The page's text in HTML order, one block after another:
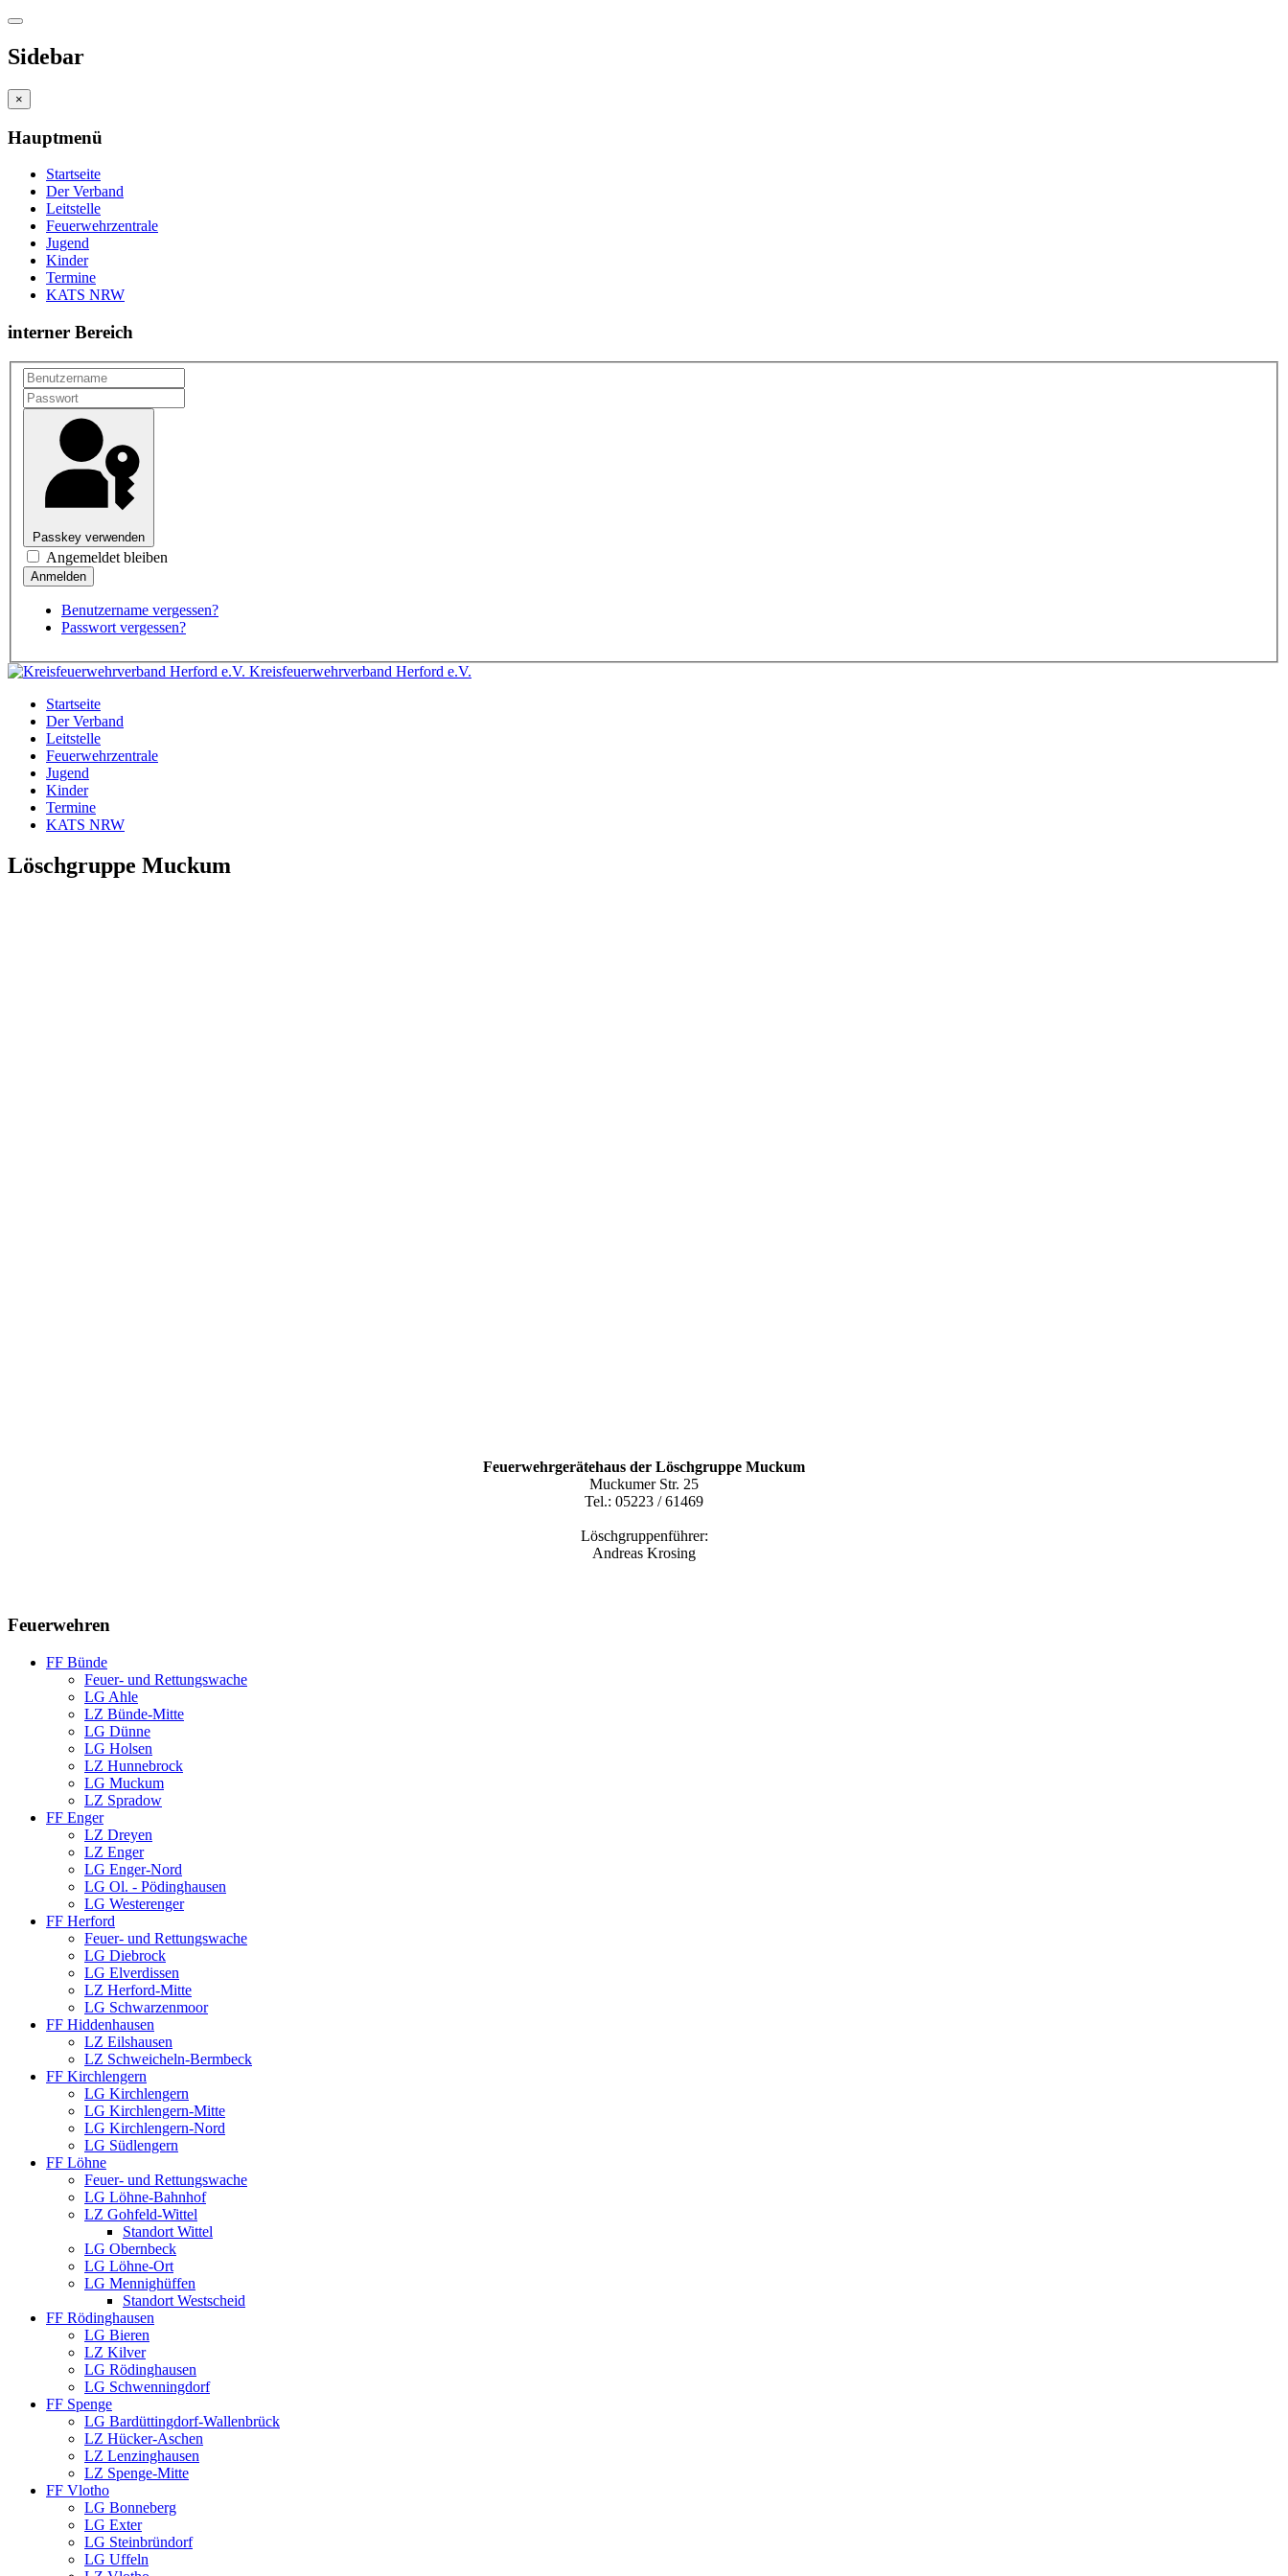
Sidebar
×
Hauptmenü
Startseite
Der Verband
Leitstelle
Feuerwehrzentrale
Jugend
Kinder
Termine
KATS NRW
interner Bereich
Passkey verwenden
Angemeldet bleiben
Benutzername vergessen?
Passwort vergessen?
Kreisfeuerwehrverband Herford e.V.
Startseite
Der Verband
Leitstelle
Feuerwehrzentrale
Jugend
Kinder
Termine
KATS NRW
Löschgruppe Muckum
Feuerwehrgerätehaus der Löschgruppe Muckum
Muckumer Str. 25
Tel.: 05223 / 61469
Löschgruppenführer:
Andreas Krosing
Feuerwehren
FF Bünde
Feuer- und Rettungswache
LG Ahle
LZ Bünde-Mitte
LG Dünne
LG Holsen
LZ Hunnebrock
LG Muckum
LZ Spradow
FF Enger
LZ Dreyen
LZ Enger
LG Enger-Nord
LG Ol. - Pödinghausen
LG Westerenger
FF Herford
Feuer- und Rettungswache
LG Diebrock
LG Elverdissen
LZ Herford-Mitte
LG Schwarzenmoor
FF Hiddenhausen
LZ Eilshausen
LZ Schweicheln-Bermbeck
FF Kirchlengern
LG Kirchlengern
LG Kirchlengern-Mitte
LG Kirchlengern-Nord
LG Südlengern
FF Löhne
Feuer- und Rettungswache
LG Löhne-Bahnhof
LZ Gohfeld-Wittel
Standort Wittel
LG Obernbeck
LG Löhne-Ort
LG Mennighüffen
Standort Westscheid
FF Rödinghausen
LG Bieren
LZ Kilver
LG Rödinghausen
LG Schwenningdorf
FF Spenge
LG Bardüttingdorf-Wallenbrück
LZ Hücker-Aschen
LZ Lenzinghausen
LZ Spenge-Mitte
FF Vlotho
LG Bonneberg
LG Exter
LG Steinbründorf
LG Uffeln